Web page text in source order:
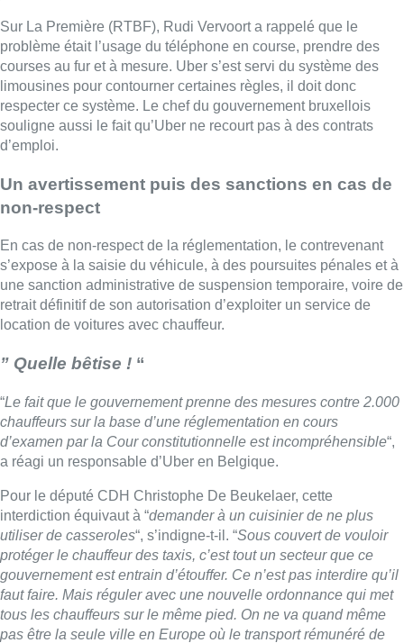
Sur La Première (RTBF), Rudi Vervoort a rappelé que le
problème était l’usage du téléphone en course, prendre des
courses au fur et à mesure. Uber s’est servi du système des
limousines pour contourner certaines règles, il doit donc
respecter ce système. Le chef du gouvernement bruxellois
souligne aussi le fait qu’Uber ne recourt pas à des contrats
d’emploi.
Un avertissement puis des sanctions en cas de
non-respect
En cas de non-respect de la réglementation, le contrevenant
s’expose à la saisie du véhicule, à des poursuites pénales et à
une sanction administrative de suspension temporaire, voire de
retrait définitif de son autorisation d’exploiter un service de
location de voitures avec chauffeur.
” Quelle bêtise ! “
“Le fait que le gouvernement prenne des mesures contre 2.000
chauffeurs sur la base d’une réglementation en cours
d’examen par la Cour constitutionnelle est incompréhensible“,
a réagi un responsable d’Uber en Belgique.
Pour le député CDH Christophe De Beukelaer, cette
interdiction équivaut à “demander à un cuisinier de ne plus
utiliser de casseroles“, s’indigne-t-il. “Sous couvert de vouloir
protéger le chauffeur des taxis, c’est tout un secteur que ce
gouvernement est entrain d’étouffer. Ce n’est pas interdire qu’il
faut faire. Mais réguler avec une nouvelle ordonnance qui met
tous les chauffeurs sur le même pied. On ne va quand même
pas être la seule ville en Europe où le transport rémunéré de